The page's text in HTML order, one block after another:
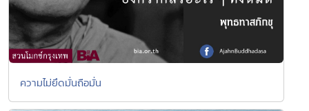
ความไม่ยึดมั่นถือมั่น